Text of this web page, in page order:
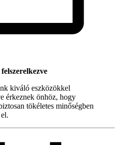
kiváló eszközökkel
érkeznek önhöz, hogy
tökéletes minőségben